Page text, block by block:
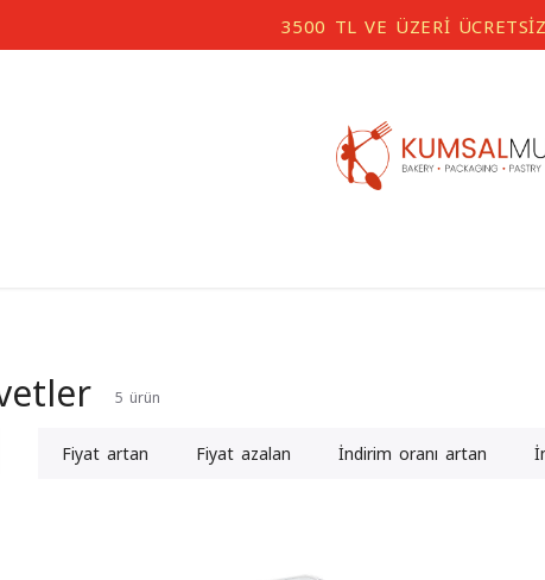
3500 TL VE ÜZERİ
5 ürün
Fiyat artan Fiyat azalan İndirim oranı artan